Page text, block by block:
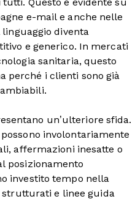
Questo è evidente su
e-mail e anche nelle
diventa
e generico. In mercati
sanitaria, questo
perché i clienti sono già
un’ulteriore sfida.
involontariamente
affermazioni inesatte o
posizionamento
investito tempo nella
e linee guida